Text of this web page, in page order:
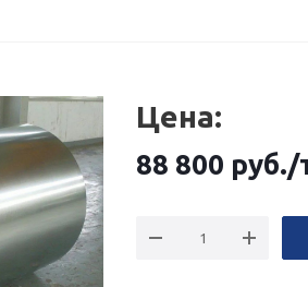
Цена:
88 800 руб./